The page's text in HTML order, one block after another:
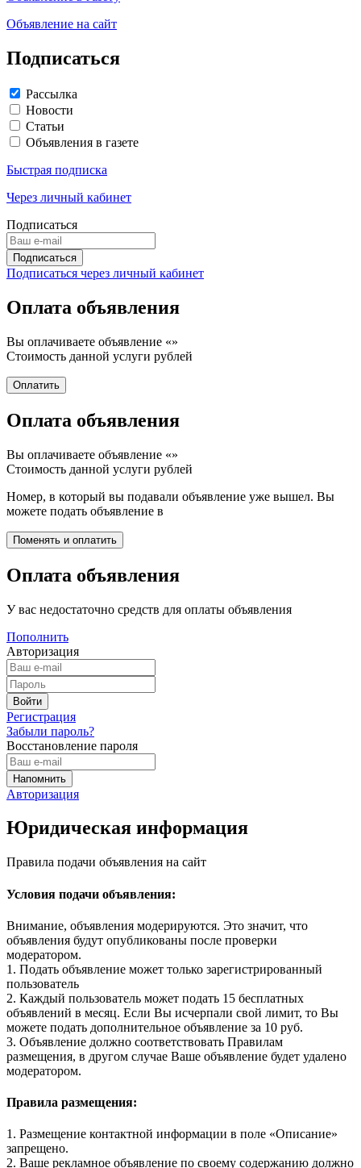
Объявление на сайт
Подписаться
Рассылка
Новости
Статьи
Объявления в газете
Быстрая подписка
Через личный кабинет
Подписаться
Подписаться через личный кабинет
Оплата объявления
Вы оплачиваете объявление «»
Стоимость данной услуги рублей
Оплата объявления
Вы оплачиваете объявление «»
Стоимость данной услуги рублей
Номер, в который вы подавали объявление уже вышел. Вы
можете подать объявление в
Оплата объявления
У вас недостаточно средств для оплаты объявления
Пополнить
Авторизация
Регистрация
Забыли пароль?
Восстановление пароля
Авторизация
Юридическая информация
Правила подачи объявления на сайт
Условия подачи объявления:
Внимание, объявления модерируются. Это значит, что
объявления будут опубликованы после проверки
модератором.
1. Подать объявление может только зарегистрированный
пользователь
2. Каждый пользователь может подать 15 бесплатных
объявлений в месяц. Если Вы исчерпали свой лимит, то Вы
можете подать дополнительное объявление за 10 руб.
3. Объявление должно соответствовать Правилам
размещения, в другом случае Ваше объявление будет удалено
модератором.
Правила размещения:
1. Размещение контактной информации в поле «Описание»
запрещено.
2. Ваше рекламное объявление по своему содержанию должно